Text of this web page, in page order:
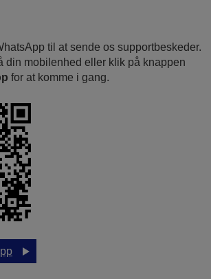
til at sende os supportbeskeder.
din mobilenhed eller klik på knappen
for at komme i gang.